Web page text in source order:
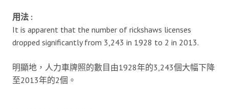
用法 :
It is apparent that the number of rickshaws licenses
dropped significantly from 3,243 in 1928 to 2 in 2013.
明顯地，人力車牌照的數目由1928年的3,243個大幅下降
至2013年的2個。